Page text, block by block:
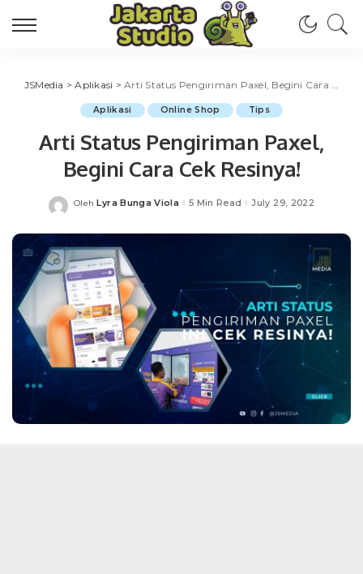
JSMedia >Aplikasi >Arti Status Pengiriman Paxel, Begini Cara Cek Resinya!
Aplikasi Online Shop Tips
Arti Status Pengiriman Paxel,
Begini Cara Cek Resinya!
Posted
Oleh Lyra Bunga Viola 5 Min Read July 29, 2022